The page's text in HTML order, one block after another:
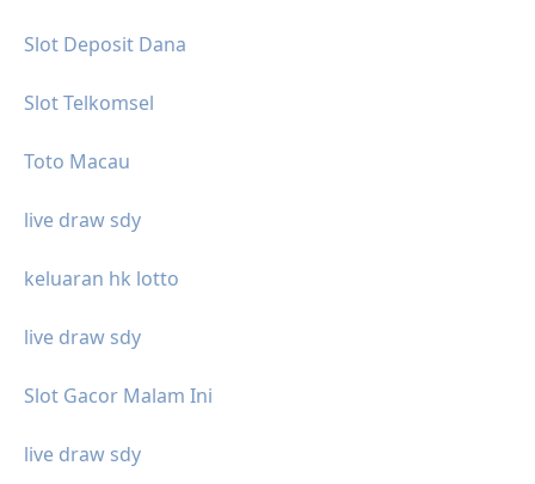
Slot Deposit Dana
Slot Telkomsel
Toto Macau
live draw sdy
keluaran hk lotto
live draw sdy
Slot Gacor Malam Ini
live draw sdy